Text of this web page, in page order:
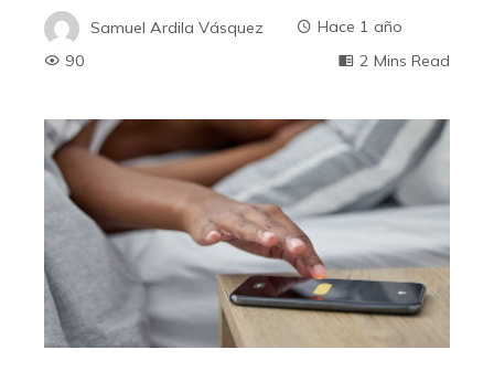
Samuel Ardila Vásquez
Hace 1 año
90
2 Mins Read